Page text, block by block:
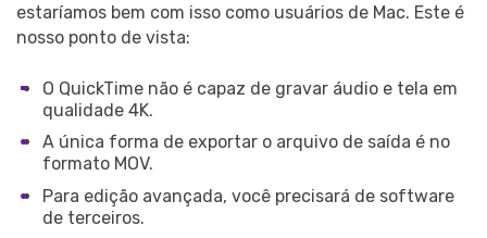
estaríamos bem com isso como usuários de Mac. Este é
nosso ponto de vista:
O QuickTime não é capaz de gravar áudio e tela em
qualidade 4K.
A única forma de exportar o arquivo de saída é no
formato MOV.
Para edição avançada, você precisará de software
de terceiros.